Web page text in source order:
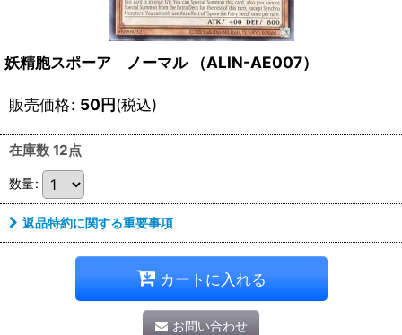
妖精胞スポーア ノーマル （ALIN-AE007）
販売価格: 50円(税込)
在庫数 12点
数量:
返品特約に関する重要事項
カートに入れる
お問い合わせ